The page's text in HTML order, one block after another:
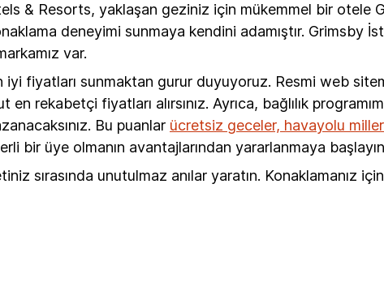
& Resorts, yaklaşan geziniz için mükemmel bir otele
deneyimi sunmaya kendini adamıştır. Grimsby
var.
iyi fiyatları sunmaktan gurur duyuyoruz. Resmi web
rekabetçi fiyatları alırsınız. Ayrıca, bağlılık
Bu puanlar ücretsiz geceler, havayolu
bir üye olmanın avantajlarından yararlanmaya
sırasında unutulmaz anılar yaratın. Konaklamanız